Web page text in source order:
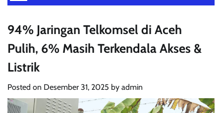
94% Jaringan Telkomsel di Aceh
Pulih, 6% Masih Terkendala Akses &
Listrik
Posted on Desember 31, 2025 by admin